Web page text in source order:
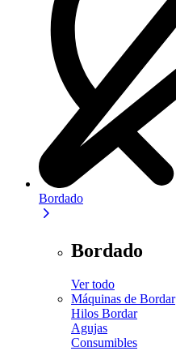
Bordado
Bordado
Ver todo
Máquinas de Bordar
Hilos Bordar
Agujas
Consumibles